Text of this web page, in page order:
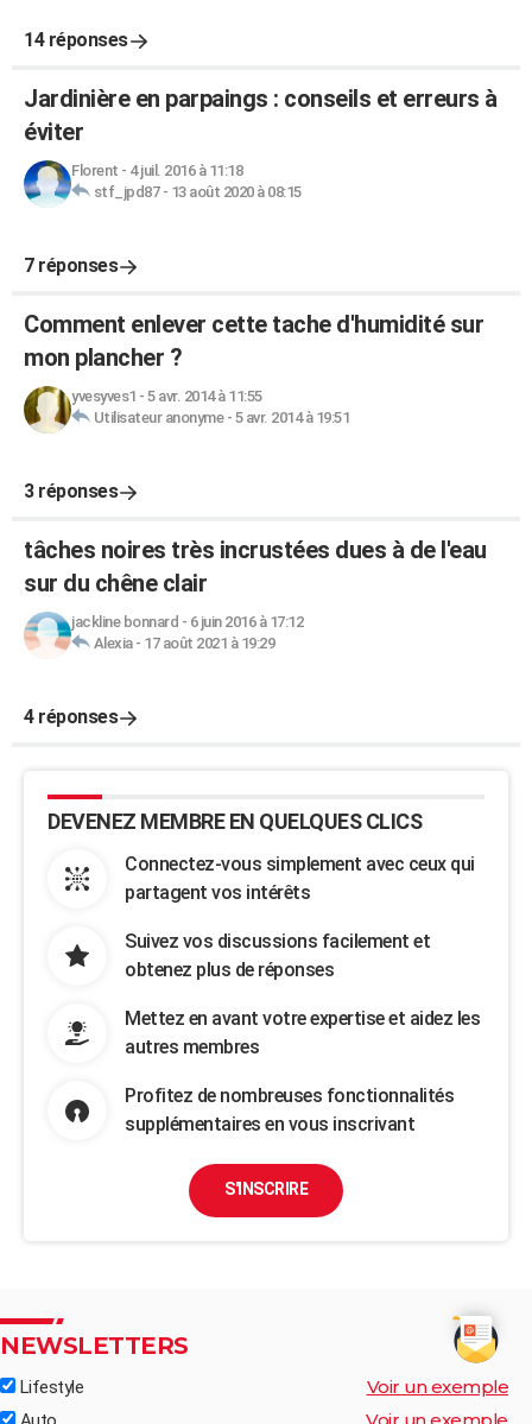
14 réponses
Jardinière en parpaings : conseils et erreurs à
éviter
Florent - 4 juil. 2016 à 11:18
stf_jpd87- 13 août 2020 à 08:15
7 réponses
Comment enlever cette tache d'humidité sur
mon plancher ?
yvesyves1 - 5 avr. 2014 à 11:55
Utilisateur anonyme- 5 avr. 2014 à 19:51
3 réponses
tâches noires très incrustées dues à de l'eau
sur du chêne clair
jackline bonnard - 6 juin 2016 à 17:12
Alexia- 17 août 2021 à 19:29
4 réponses
DEVENEZ MEMBRE EN QUELQUES CLICS
Connectez-vous simplement avec ceux qui
partagent vos intérêts
Suivez vos discussions facilement et
obtenez plus de réponses
Mettez en avant votre expertise et aidez les
autres membres
Profitez de nombreuses fonctionnalités
supplémentaires en vous inscrivant
S'INSCRIRE
NEWSLETTERS
Lifestyle Voir un exemple